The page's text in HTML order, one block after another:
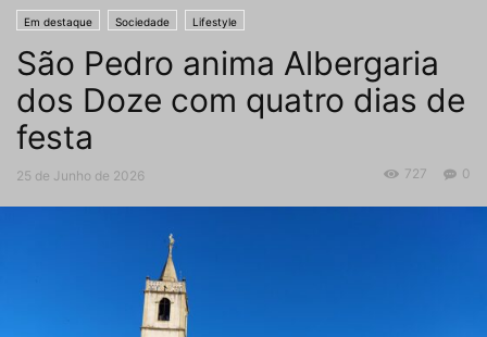
Em destaque Sociedade Lifestyle
São Pedro anima Albergaria
dos Doze com quatro dias de
festa
25 de Junho de 2026 0
727